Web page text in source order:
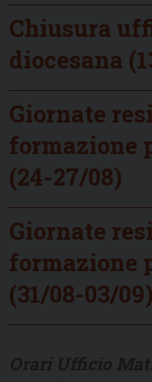
Chiusura
diocesana
Giornate
formazione
(24-27/08)
Giornate
formazione
(31/08-03/09)